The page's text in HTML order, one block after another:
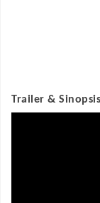
Trailer & Sinopsis